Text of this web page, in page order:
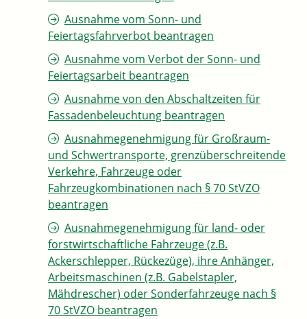
Ausnahme vom Sonn- und
Feiertagsfahrverbot beantragen
Ausnahme vom Verbot der Sonn- und
Feiertagsarbeit beantragen
Ausnahme von den Abschaltzeiten für
Fassadenbeleuchtung beantragen
Ausnahmegenehmigung für Großraum-
und Schwertransporte, grenzüberschreitende
Verkehre, Fahrzeuge oder
Fahrzeugkombinationen nach § 70 StVZO
beantragen
Ausnahmegenehmigung für land- oder
forstwirtschaftliche Fahrzeuge (z.B.
Ackerschlepper, Rückezüge), ihre Anhänger,
Arbeitsmaschinen (z.B. Gabelstapler,
Mähdrescher) oder Sonderfahrzeuge nach §
70 StVZO beantragen